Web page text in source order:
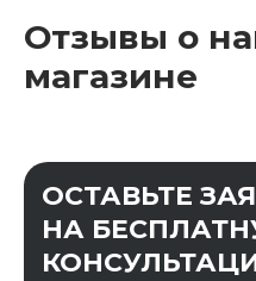
Отзывы о
магазине
ОСТАВЬТЕ
НА